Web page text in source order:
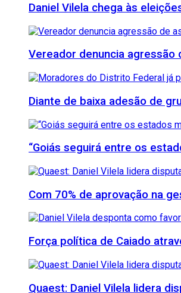
Daniel Vilela chega às
Vereador denuncia agressão
Diante de baixa adesão de
“Goiás seguirá entre os
Com 70% de aprovação na
Força política de Caiado
Quaest: Daniel Vilela lidera